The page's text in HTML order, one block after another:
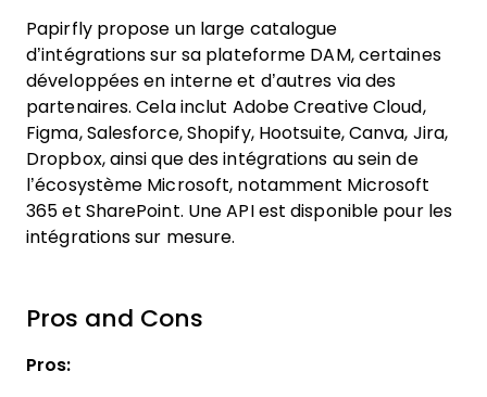
Papirfly propose un large catalogue
d’intégrations sur sa plateforme DAM, certaines
développées en interne et d’autres via des
partenaires. Cela inclut Adobe Creative Cloud,
Figma, Salesforce, Shopify, Hootsuite, Canva, Jira,
Dropbox, ainsi que des intégrations au sein de
l’écosystème Microsoft, notamment Microsoft
365 et SharePoint. Une API est disponible pour les
intégrations sur mesure.
Pros and Cons
Pros: